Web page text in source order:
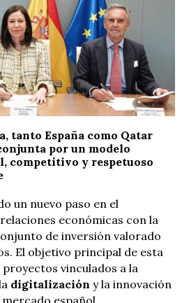
tanto España como Qatar
por un modelo
competitivo y respetuoso
un nuevo paso en el
económicas con la
de inversión valorado
El objetivo principal de esta
vinculados a la
digitalización y la innovación